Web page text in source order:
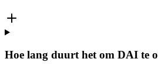
Hoe lang duurt het om DAI te